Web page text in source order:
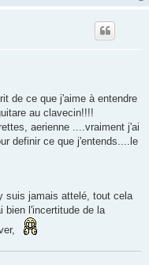
de ce que j'aime à entendre
au clavecin!!!!
aerienne ....vraiment j'ai
definir ce que j'entends....le
suis jamais attelé, tout cela
bien l'incertitude de la